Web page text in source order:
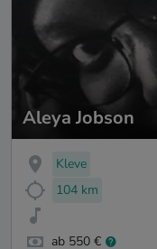
Aleya Jobson
Kleve
104 km
ab 550 €